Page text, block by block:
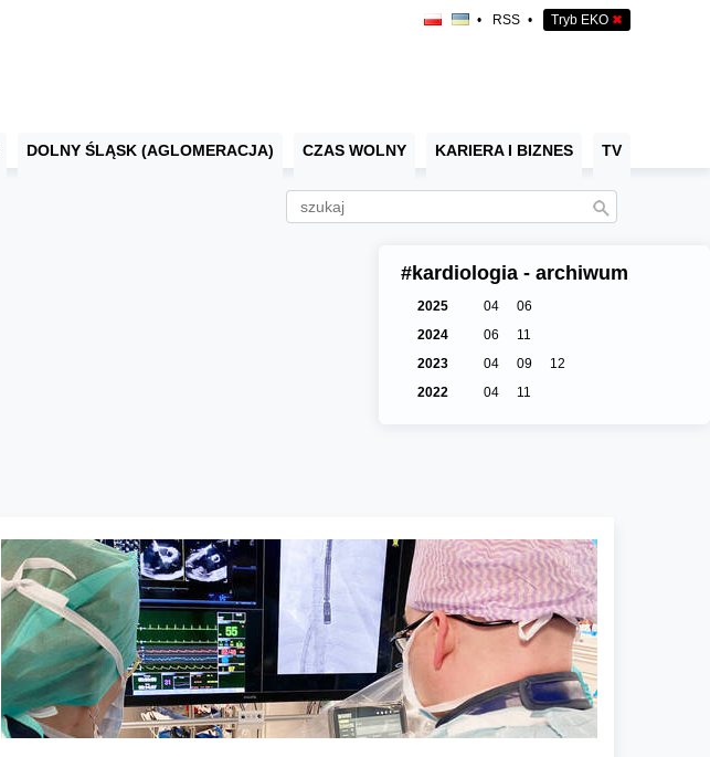
• RSS • Tryb EKO ✖
DOLNY ŚLĄSK (AGLOMERACJA) CZAS WOLNY KARIERA I BIZNES TV
#kardiologia - archiwum
2025 04
06
2024
06
11
2023
04 09
12
2022
04 11